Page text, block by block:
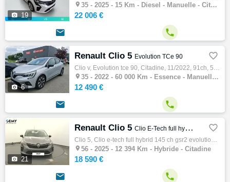
 19
 35 - 2025 - 15 Km - Diesel - Manuelle - Citadine
22 006 €
 
 6
Renault Clio 5 Evolution TCe 90 
Clio v, Evolution tce 90, Citadine, 11/2022, 91ch, 5cv, 60000 km, 5 portes, 5 places, Clim. auto, Essence, Boite de vitesse manuelle, Coule…
 35 - 2022 - 60 000 Km - Essence - Manuelle - Citadine
12 490 €
 
 21
Renault Clio 5 Clio E-Tech full hybrid 145 ch GSR2 Evolution 
Clio 5, Clio e-tech full hybrid 145 ch gsr2 evolution, Citadine, 05/2025, 145ch, 5cv, 12394 km, 5 portes, 5 places, Clim. manuelle, Hybride…
 56 - 2025 - 12 394 Km - Hybride - Citadine
18 590 €
 